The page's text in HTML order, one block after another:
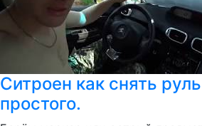
Ситроен как снять
простого.